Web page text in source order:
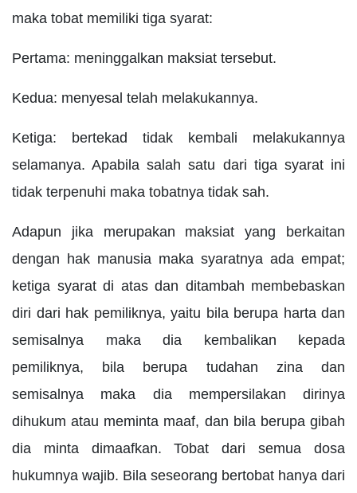
maka tobat memiliki tiga syarat:
Pertama: meninggalkan maksiat tersebut.
Kedua: menyesal telah melakukannya.
Ketiga: bertekad tidak kembali melakukannya
selamanya. Apabila salah satu dari tiga syarat ini
tidak terpenuhi maka tobatnya tidak sah.
Adapun jika merupakan maksiat yang berkaitan
dengan hak manusia maka syaratnya ada empat;
ketiga syarat di atas dan ditambah membebaskan
diri dari hak pemiliknya, yaitu bila berupa harta dan
semisalnya maka dia kembalikan kepada
pemiliknya, bila berupa tudahan zina dan
semisalnya maka dia mempersilakan dirinya
dihukum atau meminta maaf, dan bila berupa gibah
dia minta dimaafkan. Tobat dari semua dosa
hukumnya wajib. Bila seseorang bertobat hanya dari